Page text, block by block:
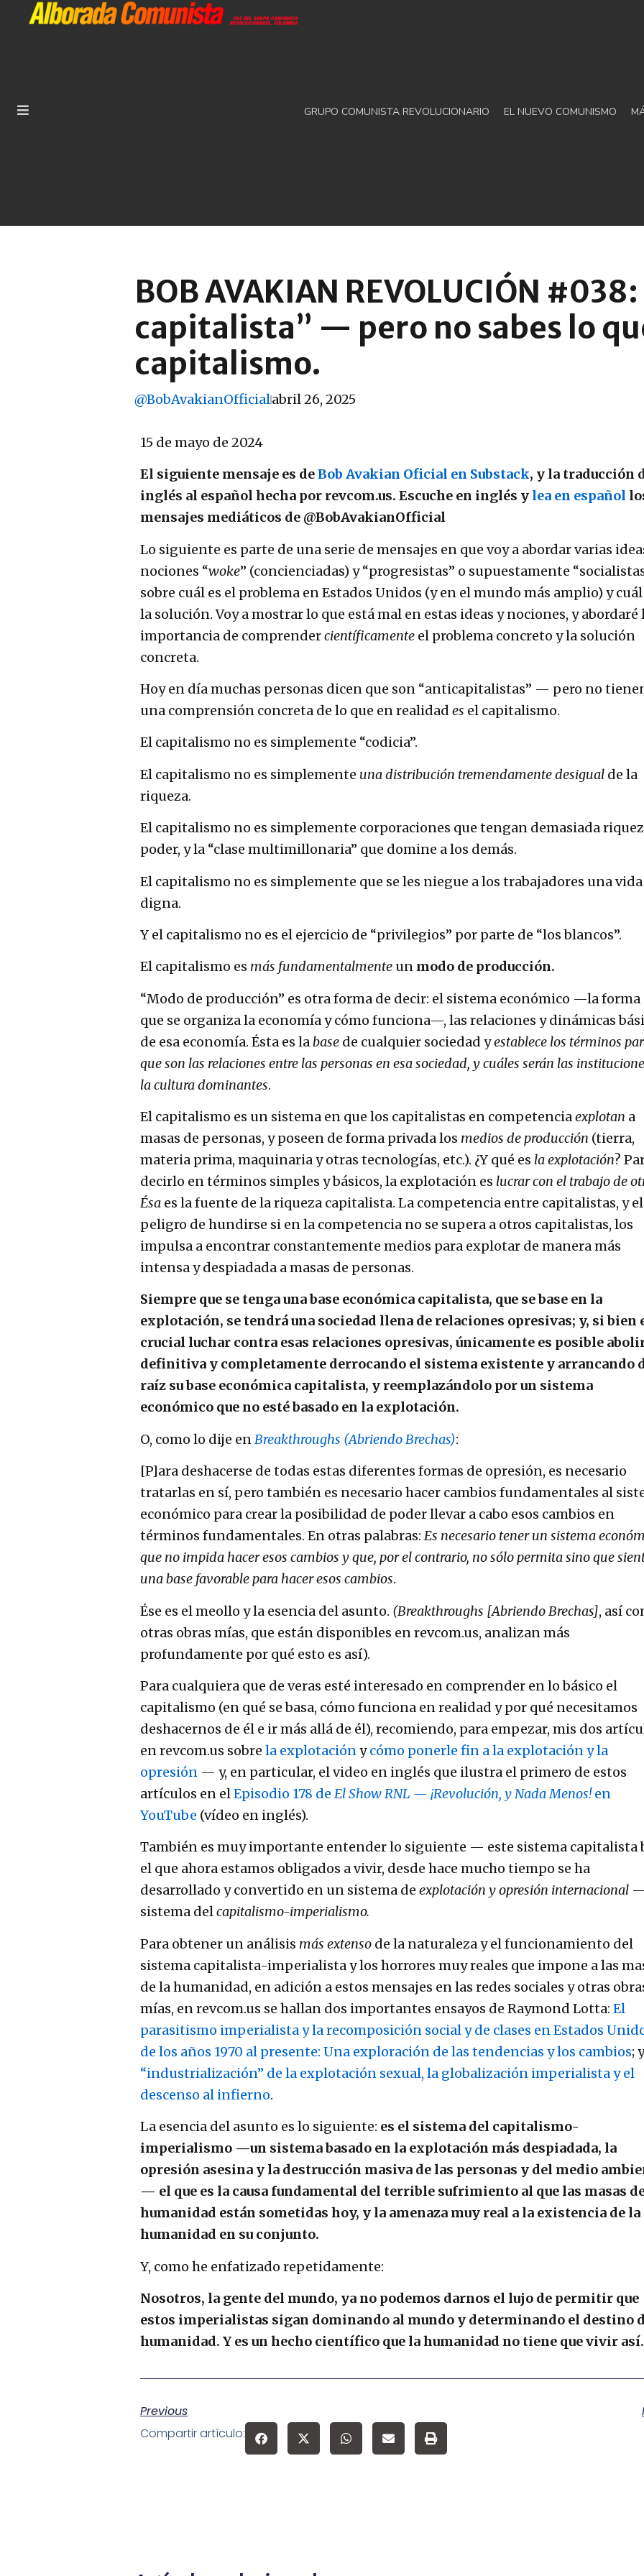
GRUPO COMUNISTA REVOLUCIONARIO EL NUEVO COMUNISMO
BOB AVAKIAN REVOLUCIÓN
capitalista” — pero no sabes lo
capitalismo.
@BobAvakianOfficialabril 26, 2025
15 de mayo de 2024
El siguiente mensaje es deBob Avakian Oficial en Substack, y la traducción
inglés al español hecha por revcom.us. Escuche en inglés y lea en español
mensajes mediáticos de @BobAvakianOfficial
Lo siguiente es parte de una serie de mensajes en que voy a abordar varias
nociones “woke” (concienciadas) y “progresistas” o supuestamente
sobre cuál es el problema en Estados Unidos (y en el mundo más amplio) y cuál
la solución. Voy a mostrar lo que está mal en estas ideas y nociones, y abordaré
importancia de comprendercientíficamente el problema concreto y la solución
concreta.
Hoy en día muchas personas dicen que son “anticapitalistas” — pero no
una comprensión concreta de lo que en realidad es el capitalismo.
El capitalismo no es simplemente “codicia”.
El capitalismo no es simplemente una distribución tremendamente desigual de la
riqueza.
El capitalismo no es simplemente corporaciones que tengan demasiada
poder, y la “clase multimillonaria” que domine a los demás.
El capitalismo no es simplemente que se les niegue a los trabajadores una vida
digna.
Y el capitalismo no es el ejercicio de “privilegios” por parte de “los blancos”.
El capitalismo es más fundamentalmente un modo de producción.
“Modo de producción” es otra forma de decir: el sistema económico —la forma
que se organiza la economía y cómo funciona—, las relaciones y dinámicas
de esa economía. Ésta es labase de cualquier sociedad yestablece los términos
que son las relaciones entre las personas en esa sociedad, y cuáles serán las
la cultura dominantes.
El capitalismo es un sistema en que los capitalistas en competenciaexplotan a
masas de personas, y poseen de forma privada los medios de producción (tierra,
materia prima, maquinaria y otras tecnologías, etc.). ¿Y qué es la explotación?
decirlo en términos simples y básicos, la explotación es lucrar con el trabajo de
Ésa es la fuente de la riqueza capitalista. La competencia entre capitalistas, y el
peligro de hundirse si en la competencia no se supera a otros capitalistas, los
impulsa a encontrar constantemente medios para explotar de manera más
intensa y despiadada a masas de personas.
Siempre que se tenga una base económica capitalista, que se base en la
explotación, se tendrá una sociedad llena de relaciones opresivas; y, si bien
crucial luchar contra esas relaciones opresivas, únicamente es posible
definitiva y completamente derrocando el sistema existente y arrancando
raíz su base económica capitalista, y reemplazándolo por un sistema
económico que no esté basado en la explotación.
O, como lo dije enBreakthroughs (Abriendo Brechas):
[P]ara deshacerse de todas estas diferentes formas de opresión, es necesario
tratarlas en sí, pero también es necesario hacer cambios fundamentales al
económico para crear la posibilidad de poder llevar a cabo esos cambios en
términos fundamentales. En otras palabras: Es necesario tener un sistema
que no impida hacer esos cambios y que, por el contrario, no sólo permita sino que
una base favorable para hacer esos cambios.
Ése es el meollo y la esencia del asunto. (Breakthroughs [Abriendo Brechas], así
otras obras mías, que están disponibles en revcom.us, analizan más
profundamente por qué esto es así).
Para cualquiera que de veras esté interesado en comprender en lo básico el
capitalismo (en qué se basa, cómo funciona en realidad y por qué necesitamos
deshacernos de él e ir más allá de él), recomiendo, para empezar, mis dos
en revcom.us sobre la explotaciónycómo ponerle fin a la explotación y la
opresión — y, en particular, el video en inglés que ilustra el primero de estos
artículos en elEpisodio 178 de El Show RNL — ¡Revolución, y Nada Menos!en
YouTube (vídeo en inglés).
También es muy importante entender lo siguiente — este sistema capitalista
el que ahora estamos obligados a vivir, desde hace mucho tiempo se ha
desarrollado y convertido en un sistema de explotación y opresión internacional
sistema delcapitalismo-imperialismo.
Para obtener un análisis más extenso de la naturaleza y el funcionamiento del
sistema capitalista-imperialista y los horrores muy reales que impone a las
de la humanidad, en adición a estos mensajes en las redes sociales y otras
mías, en revcom.us se hallan dos importantes ensayos de Raymond Lotta: El
parasitismo imperialista y la recomposición social y de clases en Estados
de los años 1970 al presente: Una exploración de las tendencias y los cambios;
“industrialización” de la explotación sexual, la globalización imperialista y el
descenso al infierno.
La esencia del asunto es lo siguiente: es el sistema del capitalismo-
imperialismo —un sistema basado en la explotación más despiadada, la
opresión asesina y la destrucción masiva de las personas y del medio
— el que es la causa fundamental del terrible sufrimiento al que las masas
humanidad están sometidas hoy, y la amenaza muy real a la existencia de la
humanidad en su conjunto.
Y, como he enfatizado repetidamente:
Nosotros, la gente del mundo, ya no podemos darnos el lujo de permitir que
estos imperialistas sigan dominando al mundo y determinando el destino
humanidad. Y es un hecho científico que la humanidad no tiene que vivir así.
Previous
Compartir artículo: